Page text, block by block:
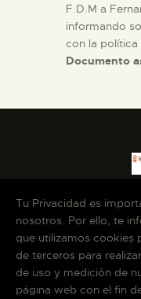
F.D.M a
informando
con la política
Documento
Tu Privacidad es
nosotros. Por ello, te
que utilizamos cookies
de terceros para
de uso y medición de
página web con el fin